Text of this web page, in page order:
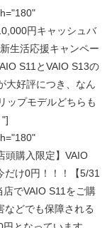
円キャッシュバ
生活応援キャンペー
S11とVAIO S13の
好評につき、なん
ップモデルどちらも
"]
頭購入限定】VAIO
だけ0円！！！【5/31
でVAIO S11をご購
などでも保障される